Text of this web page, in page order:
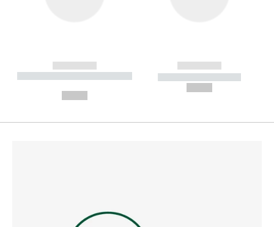
------------
----------- ----------- --------
------------
----------- -----------